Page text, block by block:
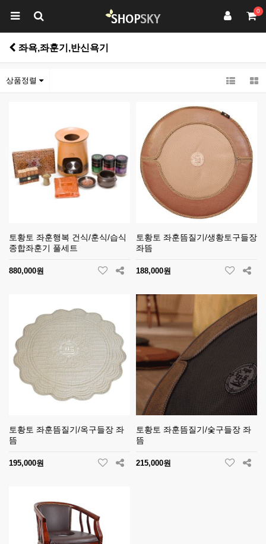
0
좌욕,좌훈기,반신욕기
상품정렬
토황토 좌훈행복 건식/훈식/습식
종합좌훈기 풀세트
880,000원
토황토 좌훈뜸질기/생황토구들장
좌뜸
188,000원
토황토 좌훈뜸질기/옥구들장 좌
뜸
195,000원
토황토 좌훈뜸질기/숯구들장 좌
뜸
215,000원